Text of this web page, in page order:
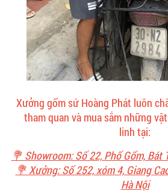
Xưởng gốm sứ Hoàng Phát luôn
tham quan và mua sắm những
linh tại:
💐 Showroom: Số 22, Phố Gốm, Bát
💐 Xưởng: Số 252, xóm 4, Giang
Hà Nội